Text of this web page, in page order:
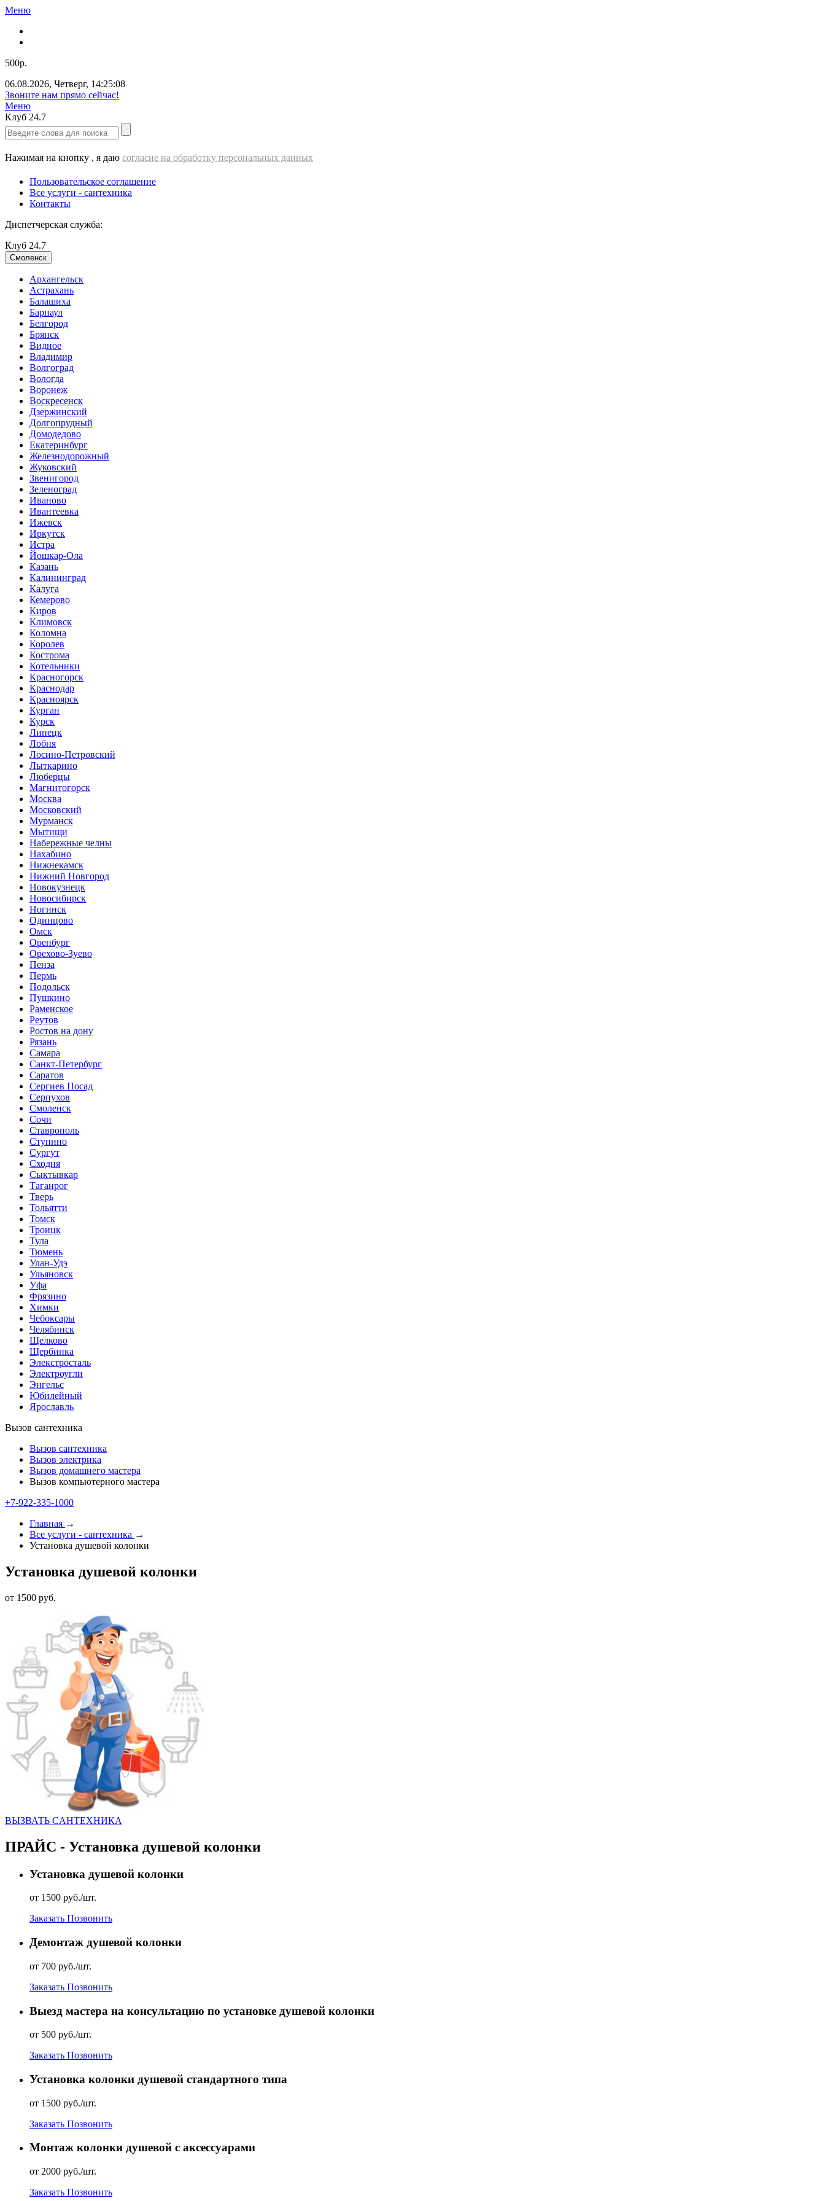
Меню
500р.
06.08.2026, Четверг, 14:25:09
Звоните нам прямо сейчас!
Меню
Клуб 24.7
Нажимая на кнопку , я даю согласие на обработку персональных данных
Пользовательское соглашение
Все услуги - cантехника
Контакты
Диспетчерская служба:
Клуб 24.7
Смоленск
Архангельск
Астрахань
Балашиха
Барнаул
Белгород
Брянск
Видное
Владимир
Волгоград
Вологда
Воронеж
Воскресенск
Дзержинский
Долгопрудный
Домодедово
Екатеринбург
Железнодорожный
Жуковский
Звенигород
Зеленоград
Иваново
Ивантеевка
Ижевск
Иркутск
Истра
Йошкар-Ола
Казань
Калининград
Калуга
Кемерово
Киров
Климовск
Коломна
Королев
Кострома
Котельники
Красногорск
Краснодар
Красноярск
Курган
Курск
Липецк
Лобня
Лосино-Петровский
Лыткарино
Люберцы
Магнитогорск
Москва
Московский
Мурманск
Мытищи
Набережные челны
Нахабино
Нижнекамск
Нижний Новгород
Новокузнецк
Новосибирск
Ногинск
Одинцово
Омск
Оренбург
Орехово-Зуево
Пенза
Пермь
Подольск
Пушкино
Раменское
Реутов
Ростов на дону
Рязань
Самара
Санкт-Петербург
Саратов
Сергиев Посад
Серпухов
Смоленск
Сочи
Ставрополь
Ступино
Сургут
Сходня
Сыктывкар
Таганрог
Тверь
Тольятти
Томск
Троицк
Тула
Тюмень
Улан-Удэ
Ульяновск
Уфа
Фрязино
Химки
Чебоксары
Челябинск
Щелково
Щербинка
Элекстросталь
Электроугли
Энгельс
Юбилейный
Ярославль
Вызов сантехника
Вызов сантехника
Вызов электрика
Вызов домашнего мастера
Вызов компьютерного мастера
+7-922-335-1000
Главная →
Все услуги - cантехника →
Установка душевой колонки
Установка душевой колонки
от 1500 руб.
ВЫЗВАТЬ CАНТЕХНИКА
ПРАЙС - Установка душевой колонки
Установка душевой колонки
от 1500 руб./шт.
Заказать Позвонить
Демонтаж душевой колонки
от 700 руб./шт.
Заказать Позвонить
Выезд мастера на консультацию по установке душевой колонки
от 500 руб./шт.
Заказать Позвонить
Установка колонки душевой стандартного типа
от 1500 руб./шт.
Заказать Позвонить
Монтаж колонки душевой с аксессуарами
от 2000 руб./шт.
Заказать Позвонить